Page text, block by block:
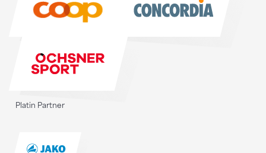
Platin Partner